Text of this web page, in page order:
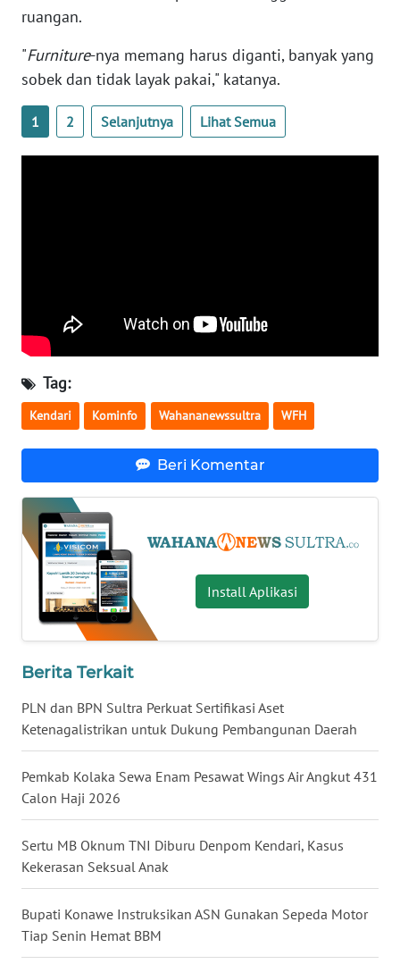
ruangan.
"Furniture-nya memang harus diganti, banyak yang
sobek dan tidak layak pakai," katanya.
1 2 Selanjutnya Lihat Semua
Tag:
Kendari Kominfo Wahananewssultra WFH
Beri Komentar
Install Aplikasi
Berita Terkait
PLN dan BPN Sultra Perkuat Sertifikasi Aset
Ketenagalistrikan untuk Dukung Pembangunan Daerah
Pemkab Kolaka Sewa Enam Pesawat Wings Air Angkut 431
Calon Haji 2026
Sertu MB Oknum TNI Diburu Denpom Kendari, Kasus
Kekerasan Seksual Anak
Bupati Konawe Instruksikan ASN Gunakan Sepeda Motor
Tiap Senin Hemat BBM
WN
WN
WN
WN
BENGKULU
LAMPUNG
WN
JATENG
WN
NUSANTARA
WN
WN
BALI
WN
KALBAR
WN
KALTENG